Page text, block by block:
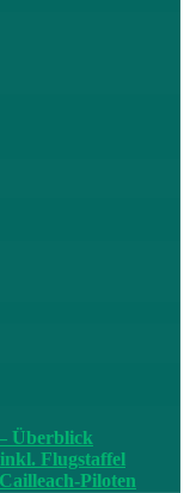
Überblick
Flugstaffel
Piloten